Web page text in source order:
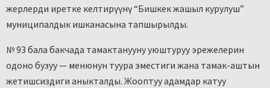
жерлерди иретке келтирүүнү “Бишкек жашыл курулуш”
муниципалдык ишканасына тапшырылды.
№ 93 бала бакчада тамактанууну уюштуруу эрежелерин
одоно бузуу — менюнун туура эместиги жана тамак-аштын
жетишсиздиги аныкталды. Жооптуу адамдар катуу